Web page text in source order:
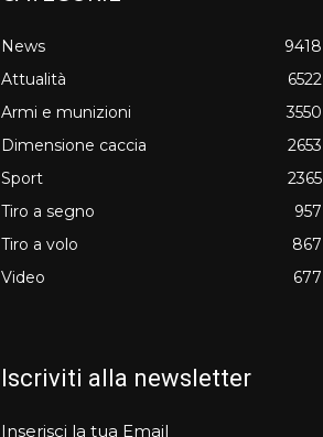
News
9418
Attualità
6522
Armi e munizioni
3550
Dimensione caccia
2653
Sport
2365
Tiro a segno
957
Tiro a volo
867
Video
677
Iscriviti alla newsletter
Inserisci la tua Email